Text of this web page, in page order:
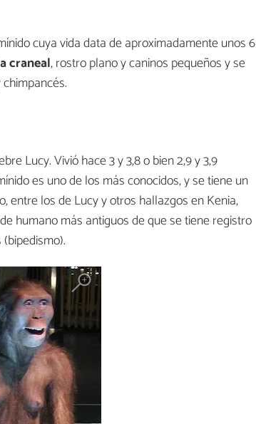
cuya vida data de aproximadamente unos 6
craneal, rostro plano y caninos pequeños y se
Lucy. Vivió hace 3 y 3,8 o bien 2,9 y 3,9
es uno de los más conocidos, y se tiene un
entre los de Lucy y otros hallazgos en Kenia,
humano más antiguos de que se tiene registro